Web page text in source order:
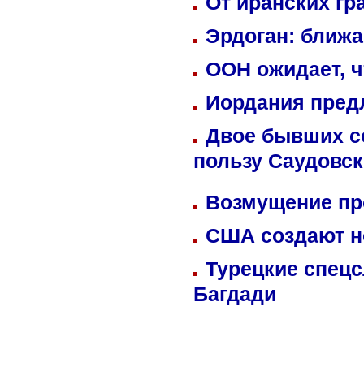
Эрдоган:
ООН ожидает,
Иордания
Двое бывших
пользу
Возмущение
США создают
Турецкие
Багдади